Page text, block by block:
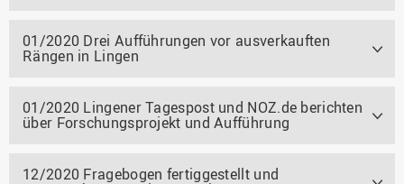
01/2020 Drei Aufführungen vor ausverkauften
Rängen in Lingen
01/2020 Lingener Tagespost und NOZ.de berichten
über Forschungsprojekt und Aufführung
12/2020 Fragebogen fertiggestellt und